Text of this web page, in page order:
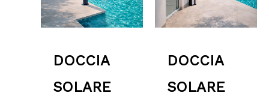
DOCCIA
SOLARE
DOCCIA
SOLARE